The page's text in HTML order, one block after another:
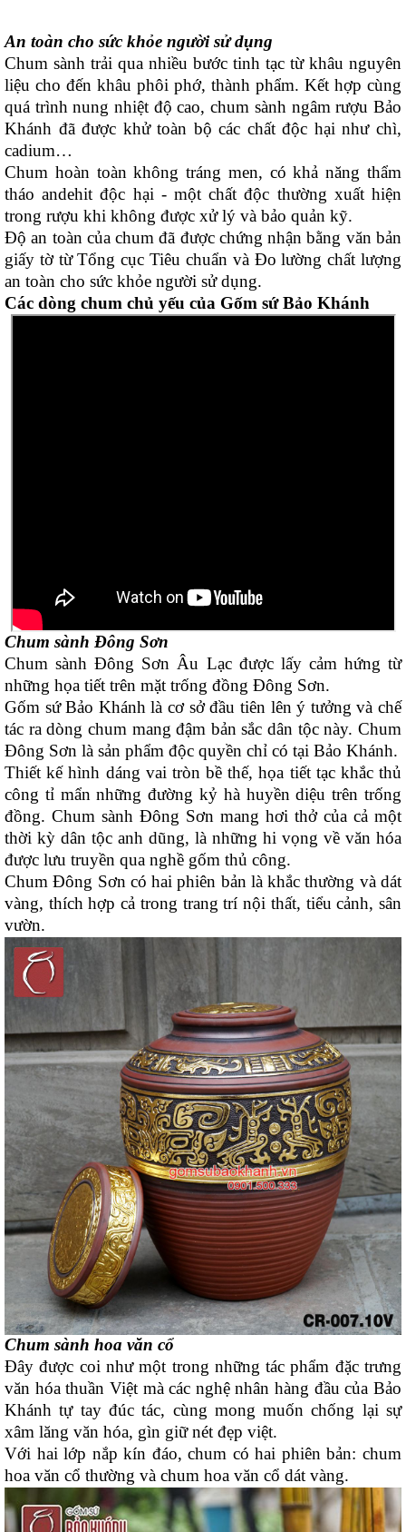
An toàn cho sức khỏe người sử dụng
Chum sành trải qua nhiều bước tinh tạc từ khâu nguyên
liệu cho đến khâu phôi phớ, thành phẩm. Kết hợp cùng
quá trình nung nhiệt độ cao, chum sành ngâm rượu Bảo
Khánh đã được khử toàn bộ các chất độc hại như chì,
cadium…
Chum hoàn toàn không tráng men, có khả năng thẩm
tháo andehit độc hại - một chất độc thường xuất hiện
trong rượu khi không được xử lý và bảo quản kỹ.
Độ an toàn của chum đã được chứng nhận bằng văn bản
giấy tờ từ Tổng cục Tiêu chuẩn và Đo lường chất lượng
an toàn cho sức khỏe người sử dụng.
Các dòng chum chủ yếu của Gốm sứ Bảo Khánh
Chum sành Đông Sơn
Chum sành Đông Sơn Âu Lạc được lấy cảm hứng từ
những họa tiết trên mặt trống đồng Đông Sơn.
Gốm sứ Bảo Khánh là cơ sở đầu tiên lên ý tưởng và chế
tác ra dòng chum mang đậm bản sắc dân tộc này. Chum
Đông Sơn là sản phẩm độc quyền chỉ có tại Bảo Khánh.
Thiết kế hình dáng vai tròn bề thế, họa tiết tạc khắc thủ
công tỉ mẩn những đường kỷ hà huyền diệu trên trống
đồng. Chum sành Đông Sơn mang hơi thở của cả một
thời kỳ dân tộc anh dũng, là những hi vọng về văn hóa
được lưu truyền qua nghề gốm thủ công.
Chum Đông Sơn có hai phiên bản là khắc thường và dát
vàng, thích hợp cả trong trang trí nội thất, tiểu cảnh, sân
vườn.
Chum sành hoa văn cổ
Đây được coi như một trong những tác phẩm đặc trưng
văn hóa thuần Việt mà các nghệ nhân hàng đầu của Bảo
Khánh tự tay đúc tác, cùng mong muốn chống lại sự
xâm lăng văn hóa, gìn giữ nét đẹp việt.
Với hai lớp nắp kín đáo, chum có hai phiên bản: chum
hoa văn cổ thường và chum hoa văn cổ dát vàng.